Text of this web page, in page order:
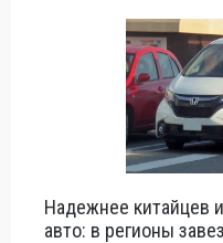
Надежнее китайцев
авто: в регионы